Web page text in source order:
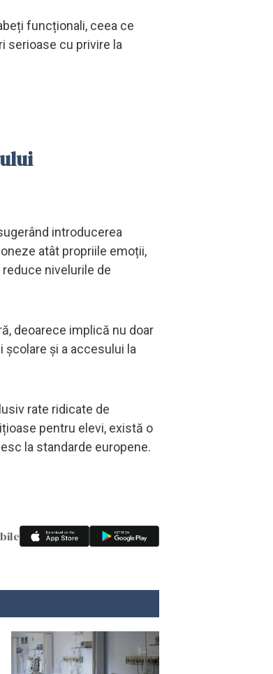
funcționali, ceea ce
serioase cu privire la
introducerea
atât propriile emoții,
nivelurile de
deoarece implică nu doar
și a accesului la
rate ridicate de
pentru elevi, există o
la standarde europene.